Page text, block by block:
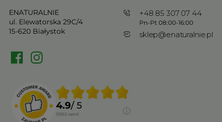
ENATURALNIE
ul. Elewatorska 29C/4
15-620 Białystok
+48 85 307 07 44
Pn-Pt 08:00-16:00
sklep@enaturalnie.pl
4.9/ 5
10362 opinii